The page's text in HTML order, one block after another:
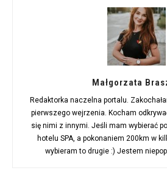
Małgorzata
Redaktorka naczelna portalu.
pierwszego wejrzenia. Kocham
się nimi z innymi. Jeśli mam wybierać
hotelu SPA, a pokonaniem 200km w
wybieram to drugie :) Jestem